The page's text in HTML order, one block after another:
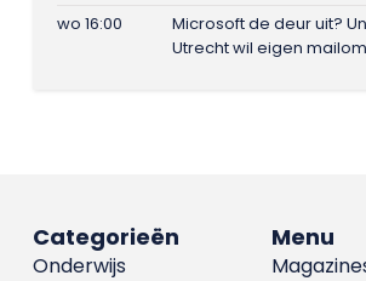
wo 16:00
Microsoft de deur uit?
Utrecht wil eigen
Menu
Categorieën
Onderwijs